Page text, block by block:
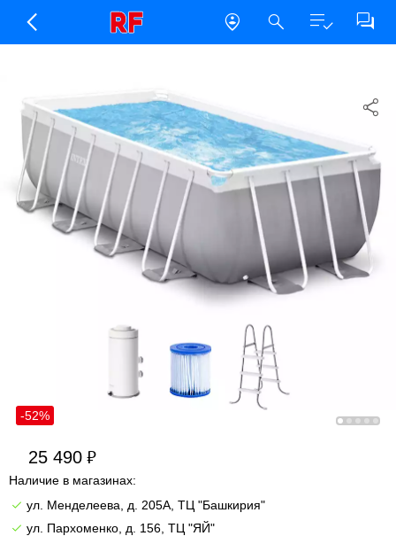
-52%
25 490
Наличие в магазинах:
ул. Менделеева, д. 205А, ТЦ "Башкирия"
ул. Пархоменко, д. 156, ТЦ "ЯЙ"